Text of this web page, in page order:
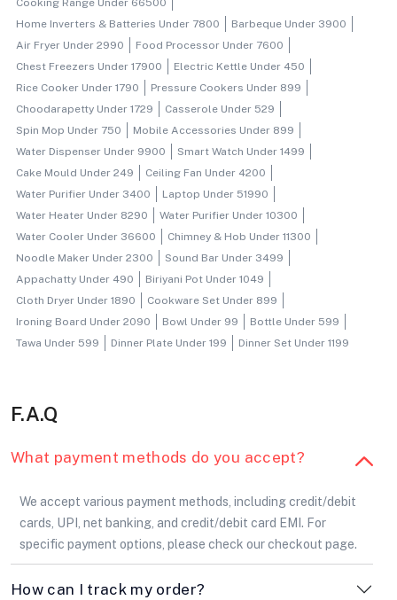
Cooking Range Under 66500
Home Inverters & Batteries Under 7800
Barbeque Under 3900
Air Fryer Under 2990
Food Processor Under 7600
Chest Freezers Under 17900
Electric Kettle Under 450
Rice Cooker Under 1790
Pressure Cookers Under 899
Choodarapetty Under 1729
Casserole Under 529
Spin Mop Under 750
Mobile Accessories Under 899
Water Dispenser Under 9900
Smart Watch Under 1499
Cake Mould Under 249
Ceiling Fan Under 4200
Water Purifier Under 3400
Laptop Under 51990
Water Heater Under 8290
Water Purifier Under 10300
Water Cooler Under 36600
Chimney & Hob Under 11300
Noodle Maker Under 2300
Sound Bar Under 3499
Appachatty Under 490
Biriyani Pot Under 1049
Cloth Dryer Under 1890
Cookware Set Under 899
Ironing Board Under 2090
Bowl Under 99
Bottle Under 599
Tawa Under 599
Dinner Plate Under 199 Dinner Set Under 1199
F.A.Q
What payment methods do you accept?
We accept various payment methods, including credit/debit
cards, UPI, net banking, and credit/debit card EMI. For
specific payment options, please check our checkout page.
How can I track my order?